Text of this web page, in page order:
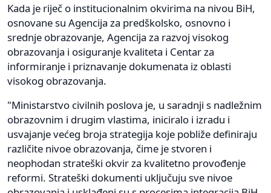
Kada je riječ o institucionalnim okvirima na nivou BiH,
osnovane su Agencija za predškolsko, osnovno i
srednje obrazovanje, Agencija za razvoj visokog
obrazovanja i osiguranje kvaliteta i Centar za
informiranje i priznavanje dokumenata iz oblasti
visokog obrazovanja.
"Ministarstvo civilnih poslova je, u saradnji s nadležnim
obrazovnim i drugim vlastima, iniciralo i izradu i
usvajanje većeg broja strategija koje pobliže definiraju
različite nivoe obrazovanja, čime je stvoren i
neophodan strateški okvir za kvalitetno provođenje
reformi. Strateški dokumenti uključuju sve nivoe